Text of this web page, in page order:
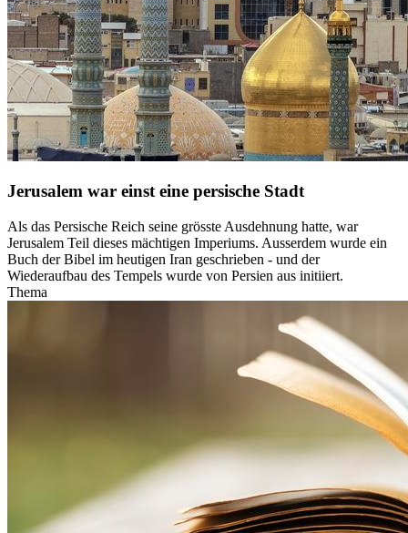
Jerusalem war einst eine persische Stadt
Als das Persische Reich seine grösste Ausdehnung hatte, war
Jerusalem Teil dieses mächtigen Imperiums. Ausserdem wurde ein
Buch der Bibel im heutigen Iran geschrieben - und der
Wiederaufbau des Tempels wurde von Persien aus initiiert.
Thema